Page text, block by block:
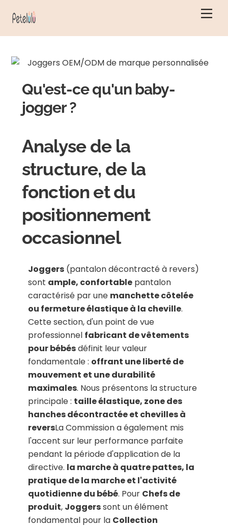
Qu'est-ce qu'un baby-
jogger ?
Analyse de la
structure, de la
fonction et du
positionnement
occasionnel
Joggers (pantalon décontracté à revers)
sont ample, confortable pantalon
caractérisé par une manchette côtelée
ou fermeture élastique à la cheville.
Cette section, d'un point de vue
professionnel fabricant de vêtements
pour bébésdéfinit leur valeur
fondamentale : offrant une liberté de
mouvement et une durabilité
maximales. Nous présentons la structure
principale : taille élastique, zone des
hanches décontractée et chevilles à
reversLa Commission a également mis
l'accent sur leur performance parfaite
pendant la période d'application de la
directive. la marche à quatre pattes, la
pratique de la marche et l'activité
quotidienne du bébé. Pour Chefs de
produit, Joggerssont un élément
fondamental pour la Collection